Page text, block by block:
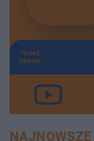
TERAZ
GRAMY